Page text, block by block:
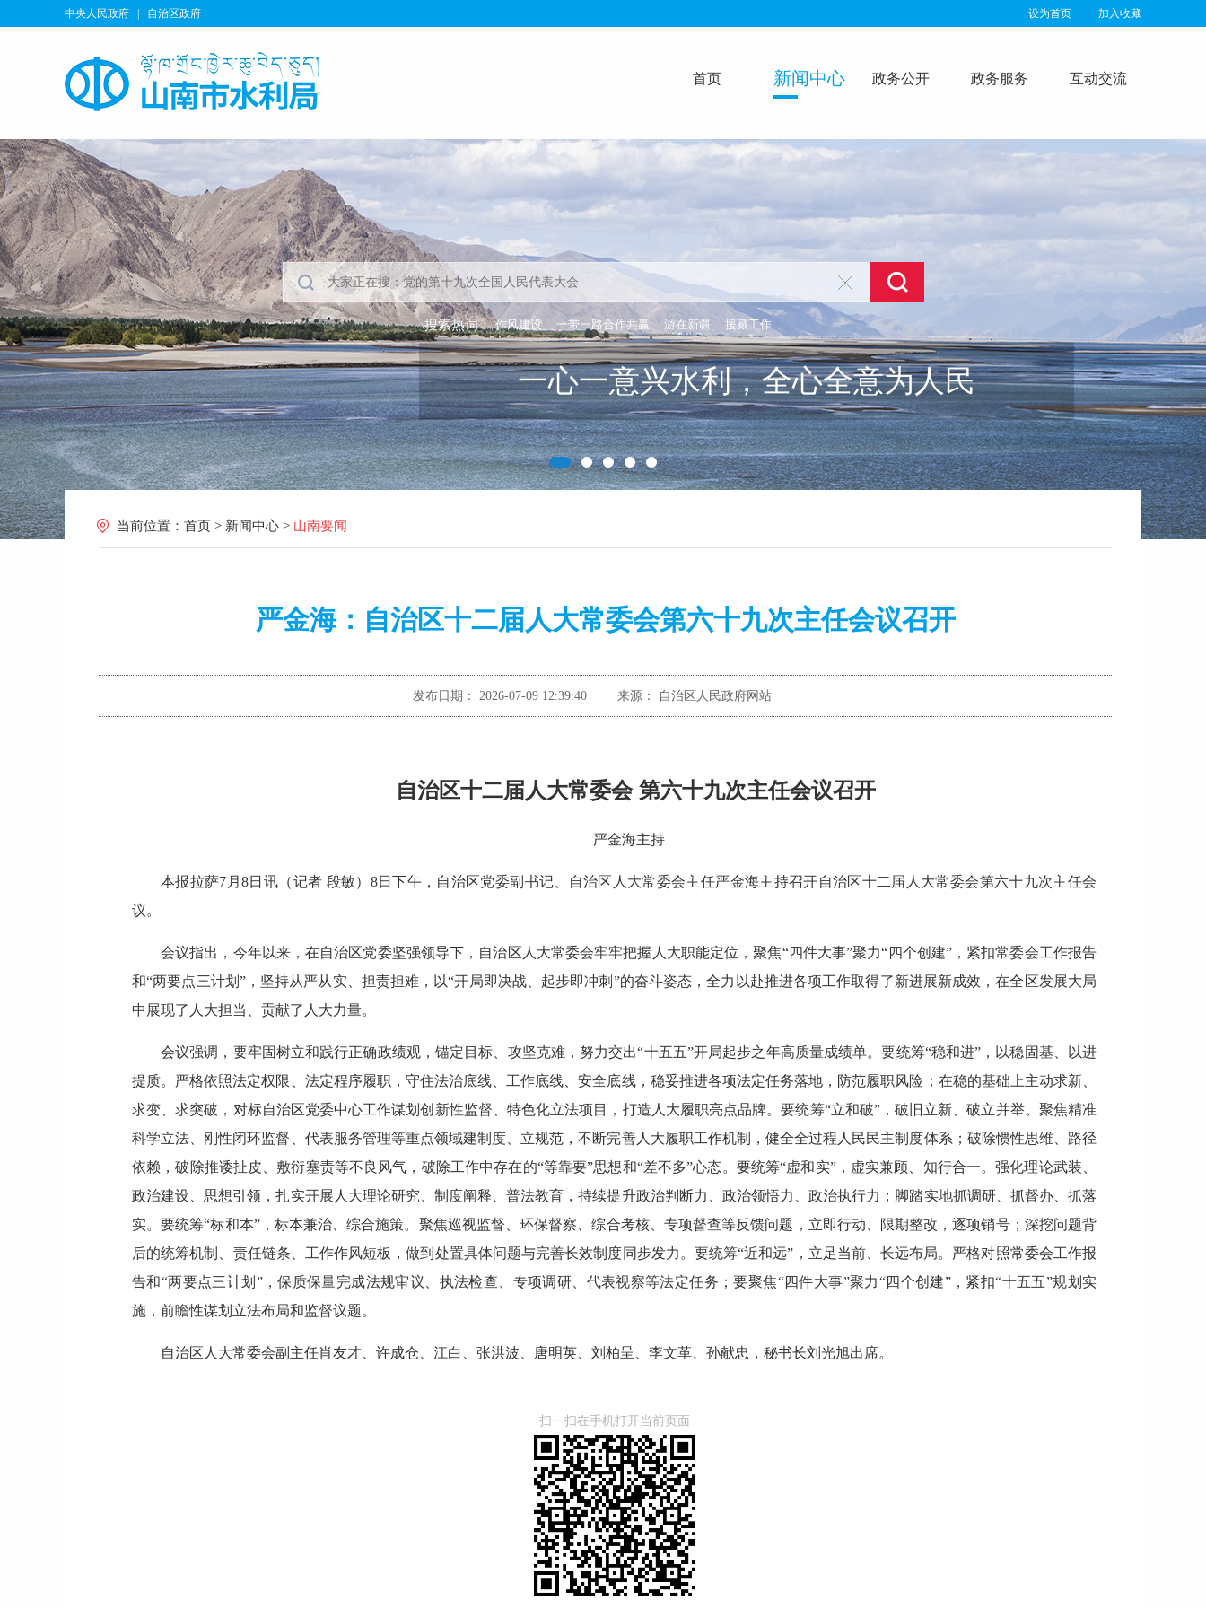
中央人民政府 自治区政府 设为首页 加入收藏
首页 新闻中心 政务公开 政务服务 互动交流
搜索热词： 作风建设 一带一路合作共赢 游在新疆 援藏工作
一心一意兴水利，全心全意为人民
当前位置： 首页 > 新闻中心 > 山南要闻
严金海：自治区十二届人大常委会第六十九次主任会议召开
发布日期： 2026-07-09 12:39:40 来源： 自治区人民政府网站
自治区十二届人大常委会 第六十九次主任会议召开
严金海主持
本报拉萨7月8日讯（记者 段敏）8日下午，自治区党委副书记、自治区人大常委会主任严金海主持召开自治区十二届人大常委会第六十九次主任会
议。
会议指出，今年以来，在自治区党委坚强领导下，自治区人大常委会牢牢把握人大职能定位，聚焦“四件大事”聚力“四个创建”，紧扣常委会工作报告
和“两要点三计划”，坚持从严从实、担责担难，以“开局即决战、起步即冲刺”的奋斗姿态，全力以赴推进各项工作取得了新进展新成效，在全区发展大局
中展现了人大担当、贡献了人大力量。
会议强调，要牢固树立和践行正确政绩观，锚定目标、攻坚克难，努力交出“十五五”开局起步之年高质量成绩单。要统筹“稳和进”，以稳固基、以进
提质。严格依照法定权限、法定程序履职，守住法治底线、工作底线、安全底线，稳妥推进各项法定任务落地，防范履职风险；在稳的基础上主动求新、
求变、求突破，对标自治区党委中心工作谋划创新性监督、特色化立法项目，打造人大履职亮点品牌。要统筹“立和破”，破旧立新、破立并举。聚焦精准
科学立法、刚性闭环监督、代表服务管理等重点领域建制度、立规范，不断完善人大履职工作机制，健全全过程人民民主制度体系；破除惯性思维、路径
依赖，破除推诿扯皮、敷衍塞责等不良风气，破除工作中存在的“等靠要”思想和“差不多”心态。要统筹“虚和实”，虚实兼顾、知行合一。强化理论武装、
政治建设、思想引领，扎实开展人大理论研究、制度阐释、普法教育，持续提升政治判断力、政治领悟力、政治执行力；脚踏实地抓调研、抓督办、抓落
实。要统筹“标和本”，标本兼治、综合施策。聚焦巡视监督、环保督察、综合考核、专项督查等反馈问题，立即行动、限期整改，逐项销号；深挖问题背
后的统筹机制、责任链条、工作作风短板，做到处置具体问题与完善长效制度同步发力。要统筹“近和远”，立足当前、长远布局。严格对照常委会工作报
告和“两要点三计划”，保质保量完成法规审议、执法检查、专项调研、代表视察等法定任务；要聚焦“四件大事”聚力“四个创建”，紧扣“十五五”规划实
施，前瞻性谋划立法布局和监督议题。
自治区人大常委会副主任肖友才、许成仓、江白、张洪波、唐明英、刘柏呈、李文革、孙献忠，秘书长刘光旭出席。
扫一扫在手机打开当前页面